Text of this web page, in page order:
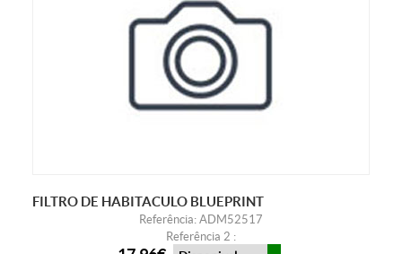
FILTRO DE HABITACULO BLUEPRINT
Referência: ADM52517
Referência 2 :